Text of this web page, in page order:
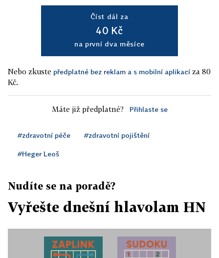
Číst dál za
40 Kč
na první dva měsíce
Nebo zkuste předplatné bez reklam a s mobilní aplikací za 80
Kč.
Máte již předplatné? Přihlaste se
#zdravotní péče #zdravotní pojištění
#Heger Leoš
Nudíte se na poradě?
Vyřešte dnešní hlavolam HN